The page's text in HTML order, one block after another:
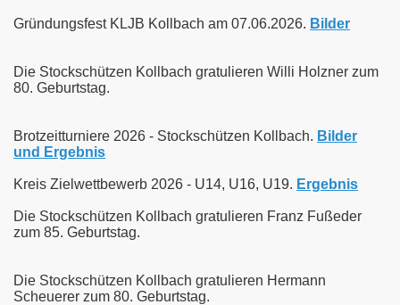
Gründungsfest KLJB Kollbach am 07.06.2026. Bilder
Die Stockschützen Kollbach gratulieren Willi Holzner zum
80. Geburtstag.
Brotzeitturniere 2026 - Stockschützen Kollbach. Bilder
und Ergebnis
Kreis Zielwettbewerb 2026 - U14, U16, U19. Ergebnis
Die Stockschützen Kollbach gratulieren Franz Fußeder
zum 85. Geburtstag.
Die Stockschützen Kollbach gratulieren Hermann
Scheuerer zum 80. Geburtstag.